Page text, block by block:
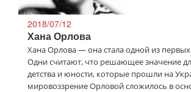
2018/07/12
Хана Орлова
Хана Орлова — она стала одной из
Одни считают, что решающее значение
детства и юности, которые прошли на
мировоззрение Орловой сложилось в